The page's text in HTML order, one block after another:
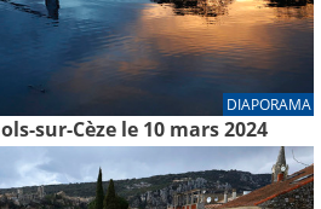
DIAPORAMA
sur-Cèze le 10 mars 2024